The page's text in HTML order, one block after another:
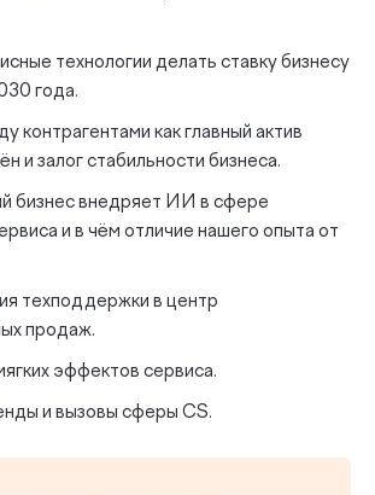
технологии делать ставку бизнесу
года.
контрагентами как главный актив
и залог стабильности бизнеса.
бизнес внедряет ИИ в сфере
и в чём отличие нашего опыта от
техподдержки в центр
продаж.
эффектов сервиса.
и вызовы сферы CS.